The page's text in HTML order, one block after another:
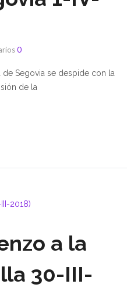
0
de Segovia se despide con la
de la
a la
30-III-